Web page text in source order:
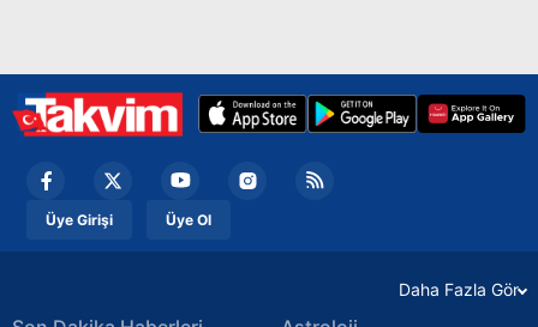
Üye Girişi Üye Ol
Daha Fazla Gör